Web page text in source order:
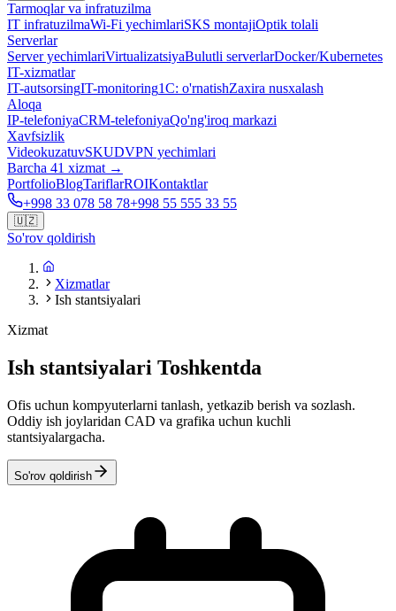
Tarmoqlar va infratuzilma
IT infratuzilmaWi-Fi yechimlariSKS montajiOptik tolali
Serverlar
Server yechimlariVirtualizatsiyaBulutli serverlarDocker/Kubernetes
IT-xizmatlar
IT-autsorsingIT-monitoring1C: o'rnatishZaxira nusxalash
Aloqa
IP-telefoniyaCRM-telefoniyaQo'ng'iroq markazi
Xavfsizlik
VideokuzatuvSKUDVPN yechimlari
Barcha 41 xizmat →
PortfolioBlogTariflarROIKontaktlar
+998 33 078 58 78+998 55 555 33 55
🇺🇿
So'rov qoldirish
Xizmatlar
Ish stantsiyalari
Xizmat
Ish stantsiyalari Toshkentda
Ofis uchun kompyuterlarni tanlash, yetkazib berish va sozlash.
Oddiy ish joylaridan CAD va grafika uchun kuchli
stantsiyalargacha.
So'rov qoldirish